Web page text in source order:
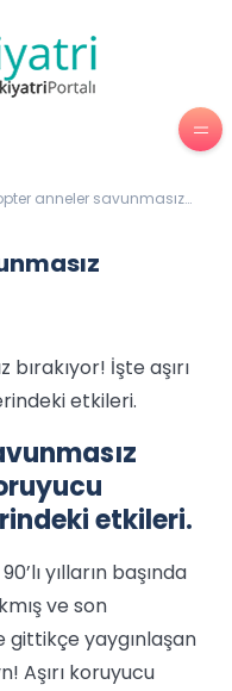
anneler savunmasız
İşte aşırı
etkileri.
etkileri.
yılların başında
ve son
gittikçe yaygınlaşan
Aşırı koruyucu